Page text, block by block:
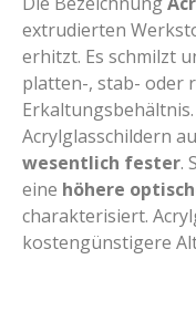
extrudierten
erhitzt. Es schmilzt
platten-, stab- oder
Acrylglasschildern
wesentlich fester.
eine höhere
charakterisiert.
kostengünstigere